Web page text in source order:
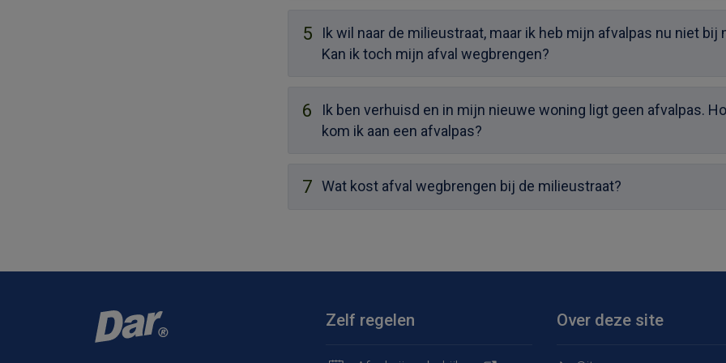
5
Ik wil naar de milieustraat, maar ik heb mijn afvalpas nu niet bij
Kan ik toch mijn afval wegbrengen?
6
Ik ben verhuisd en in mijn nieuwe woning ligt geen afvalpas.
kom ik aan een afvalpas?
7 Wat kost afval wegbrengen bij de milieustraat?
Zelf regelen Over deze site